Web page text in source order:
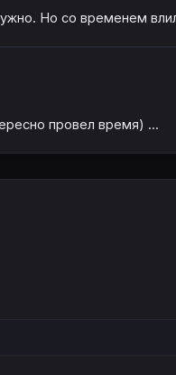
Но со временем
провел время) ...